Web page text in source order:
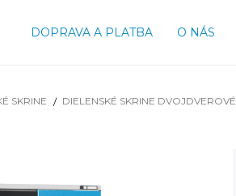
DOPRAVA A PLATBA O NÁS
SKRINE DIELENSKÉ SKRINE DVOJDVEROVÉ